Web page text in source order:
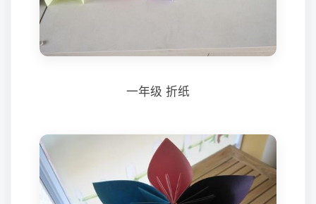
一年级 折纸